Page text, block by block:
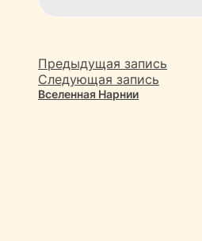
Предыдущая запись
Следующая запись
Вселенная Нарнии